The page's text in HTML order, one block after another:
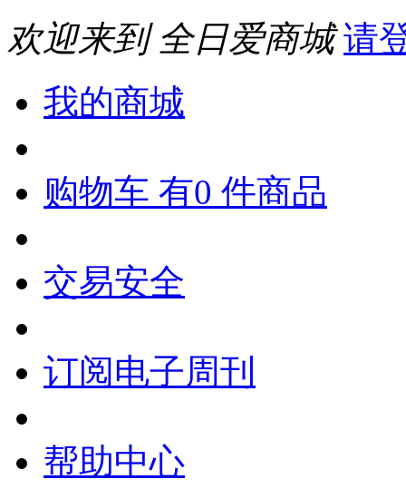
欢迎来到 全日爱商城 请
我的商城
购物车 有0 件商品
交易安全
订阅电子周刊
帮助中心